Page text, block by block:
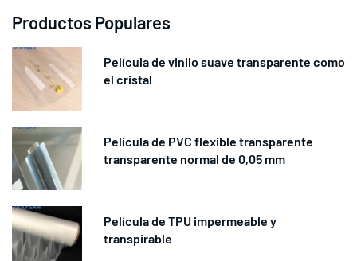
Productos Populares
Película de vinilo suave transparente como
el cristal
Película de PVC flexible transparente
transparente normal de 0,05 mm
Película de TPU impermeable y
transpirable